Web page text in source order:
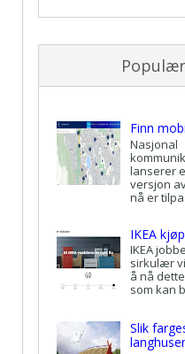
Finn
Nasjonal
lanserer
versjon
nå er
IKEA
IKEA
sirkulær
å nå
som kan
Slik